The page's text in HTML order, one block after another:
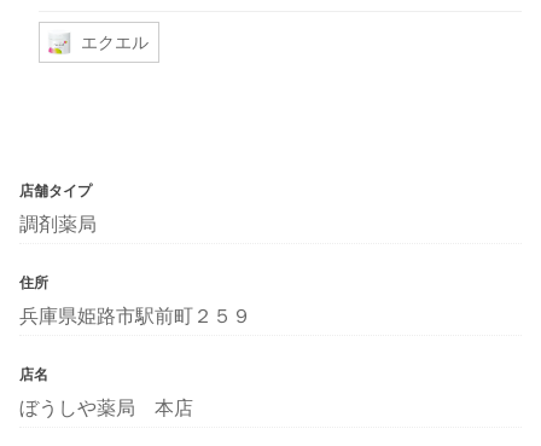
エクエル
店舗タイプ
調剤薬局
住所
兵庫県姫路市駅前町２５９
店名
ぼうしや薬局 本店